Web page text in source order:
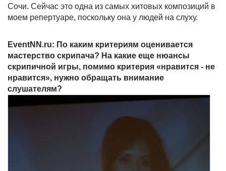
Сочи. Сейчас это одна из самых хитовых композиций в
моем репертуаре, поскольку она у людей на слуху.
EventNN.ru: По каким критериям оценивается
мастерство скрипача? На какие еще нюансы
скрипичной игры, помимо критерия «нравится - не
нравится», нужно обращать внимание
слушателям?